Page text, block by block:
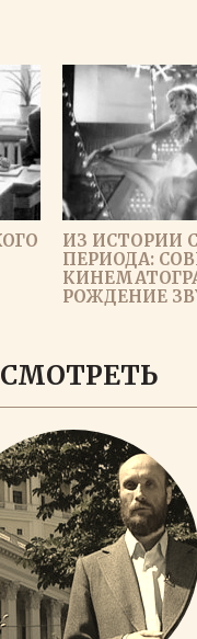
ИЗ ИСТОРИИ
ПЕРИОДА:
РОЖДЕНИЕ